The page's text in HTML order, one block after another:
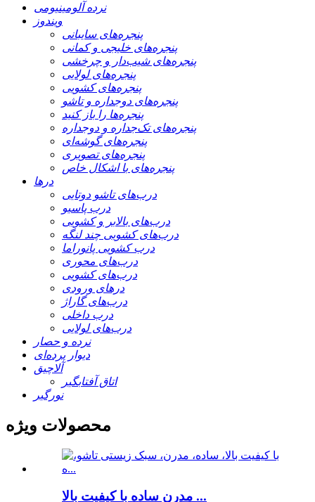
نرده آلومینیومی
ویندوز
پنجره‌های سایبانی
پنجره‌های خلیجی و کمانی
پنجره‌های شیب‌دار و چرخشی
پنجره‌های لولایی
پنجره‌های کشویی
پنجره‌های دوجداره و تاشو
پنجره‌ها را باز کنید
پنجره‌های تک‌جداره و دوجداره
پنجره‌های گوشه‌ای
پنجره‌های تصویری
پنجره‌های با اشکال خاص
درها
درب‌های تاشو دوتایی
درب پاسیو
درب‌های بالابر و کشویی
درب‌های کشویی چند لنگه
درب کشویی پانوراما
درب‌های محوری
درب‌های کشویی
درهای ورودی
درب‌های گاراژ
درب داخلی
درب‌های لولایی
نرده و حصار
دیوار پرده‌ای
آلاچیق
اتاق آفتابگیر
نورگیر
محصولات ویژه
مدرن ساده با کیفیت بالا ...